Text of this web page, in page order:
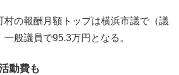
の報酬月額トップは横浜市議で（議
般議員で95.3万円となる。
動費も